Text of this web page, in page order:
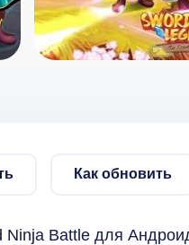
Как обновить
Battle для